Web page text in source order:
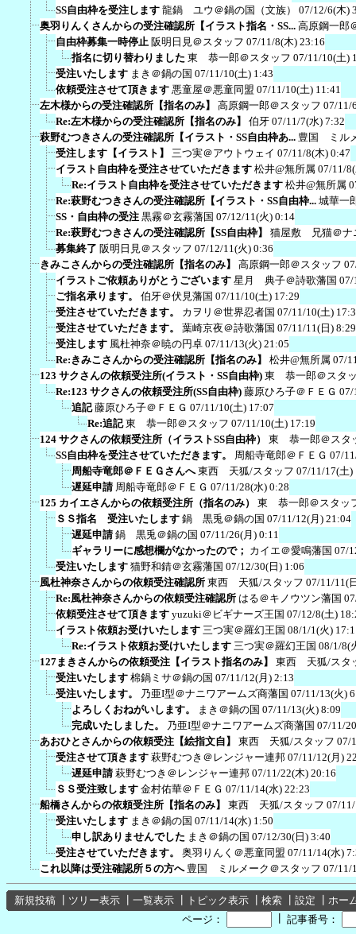
SS自由枠を受注します 龍鍋 ユウ＠鍋の国（文族）
07/12/6(木)
奥羽りんくさんからの受注確認所【イラスト指名・SS... 高原鋼一郎
自由枠募集一時停止 阪明日見＠スタッフ 07/11/8(木) 23:16
指名に切り替わりました 東 恭一郎＠スタッフ 07/11/10(土)
受注いたします まき＠鍋の国 07/11/10(土) 1:43
依頼受注させて頂きます 悪童屋＠悪童同盟 07/11/10(土) 11:41
左木様からの受注確認所【指名のみ】
高原鋼一郎＠スタッフ 07/11/
Re:左木様からの受注確認所【指名のみ】
伯牙 07/11/7(水) 7:32
萩野むつきさんの受注確認所【イラスト・SS自由枠あ... 豊国 ミル
受注します【イラスト】
三つ実＠アウトウェイ 07/11/8(木) 0:47
イラスト自由枠を受注させていただきます 松井@無所属 07/11/
Re:イラスト自由枠を受注させていただきます 松井@無所属
Re:萩野むつきさんの受注確認所【イラスト・SS自由枠... 城華一
SS・自由枠の受注 黒霧＠玄霧藩国 07/12/11(火) 0:14
Re:萩野むつきさんの受注確認所【SS自由枠】
猫屋敷 兄猫＠ナ
募集終了 阪明日見＠スタッフ 07/12/11(火) 0:36
きみこさんからの受注確認所【指名のみ】
高原鋼一郎＠スタッフ
イラストご依頼ありがとうございます 星月 典子＠詩歌藩国 07/
ご指名承ります。
伯牙＠伏見藩国 07/11/10(土) 17:29
受注させていただきます。
カヲリ＠世界忍者国 07/11/10(土)
受注させていただきます。
葉崎京夜＠詩歌藩国 07/11/11(日) 8:29
受注します 風杜神奈＠暁の円卓 07/11/13(火) 21:05
Re:きみこさんからの受注確認所【指名のみ】
松井@無所属 07/
123 サクさんの依頼受注所(イラスト・SS自由枠) 東 恭一郎＠スタ
Re:123 サクさんの依頼受注所(SS自由枠) 藤原ひろ子＠ＦＥＧ 07/
追記 藤原ひろ子＠ＦＥＧ 07/11/10(土) 17:07
Re:追記 東 恭一郎＠スタッフ 07/11/10(土) 17:19
124 サクさんの依頼受注所（イラストSS自由枠）
東 恭一郎＠スタ
SS自由枠を受注させていただきます。
周船寺竜郎＠ＦＥＧ 07/
周船寺竜郎＠ＦＥＧさんへ 東西 天狐/スタッフ 07/11/17(土)
遅延申請 周船寺竜郎＠ＦＥＧ 07/11/28(水) 0:28
125 カイエさんからの依頼受注所（指名のみ）
東 恭一郎＠スタッ
ＳＳ指名 受注いたします 鍋 黒兎＠鍋の国 07/11/12(月) 21:04
遅延申請 鍋 黒兎＠鍋の国 07/11/26(月) 0:11
ギャラリーに感想欄がなかったので； カイエ＠愛鳴藩国 07/
受注いたします 猫野和錆＠玄霧藩国 07/12/30(日) 1:06
風杜神奈さんからの依頼受注確認所 東西 天狐/スタッフ 07/11/11(
Re:風杜神奈さんからの依頼受注確認所 はる＠キノウツン藩国
依頼受注させて頂きます yuzuki＠ビギナーズ王国 07/12/8(土)
イラスト依頼お受けいたします 三つ実＠羅幻王国 08/1/1(火)
Re:イラスト依頼お受けいたします 三つ実＠羅幻王国 08/1/8(
127まきさんからの依頼受注【イラスト指名のみ】
東西 天狐/スタ
受注いたします 棉鍋ミサ＠鍋の国 07/11/12(月) 2:13
受注いたします。
乃亜I型＠ナニワアームズ商藩国 07/11/13(火)
よろしくおねがいします。
まき＠鍋の国 07/11/13(火) 8:09
完成いたしました。
乃亜I型＠ナニワアームズ商藩国 07/11/
あおひとさんからの依頼受注【絵指文自】
東西 天狐/スタッフ 07/
受注させて頂きます 萩野むつき＠レンジャー連邦 07/11/12(月)
遅延申請 萩野むつき＠レンジャー連邦 07/11/22(木) 20:16
ＳＳ受注致します 金村佑華＠ＦＥＧ 07/11/14(水) 22:23
船橋さんからの依頼受注所【指名のみ】
東西 天狐/スタッフ 07/
受注いたします まき＠鍋の国 07/11/14(水) 1:50
申し訳ありませんでした まき＠鍋の国 07/12/30(日) 3:40
受注させていただきます。
奥羽りんく＠悪童同盟 07/11/14(水)
これ以降は受注確認所５の方へ 豊国 ミルメーク＠スタッフ 07/11/
新規投稿 ツリー表示 一覧表示 トピック表示 検索 設定
ホー
ページ：
記事番号：